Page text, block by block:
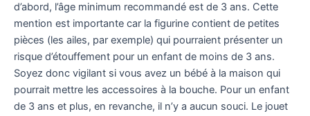
d’abord, l’âge minimum recommandé est de 3 ans. Cette
mention est importante car la figurine contient de petites
pièces (les ailes, par exemple) qui pourraient présenter un
risque d’étouffement pour un enfant de moins de 3 ans.
Soyez donc vigilant si vous avez un bébé à la maison qui
pourrait mettre les accessoires à la bouche. Pour un enfant
de 3 ans et plus, en revanche, il n’y a aucun souci. Le jouet